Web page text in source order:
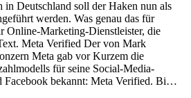
in Deutschland soll der Haken nun als
werden. Was genau das für
Online-Marketing-Dienstleister, die
Meta Verified Der von Mark
Meta gab vor Kurzem die
für seine Social-Media-
Facebook bekannt: Meta Verified. Bi…